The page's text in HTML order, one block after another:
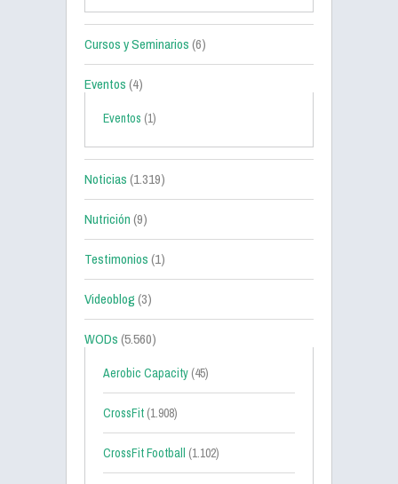
Cursos y Seminarios(6)
Eventos(4)
Eventos (1)
Noticias(1.319)
Nutrición(9)
Testimonios(1)
Videoblog(3)
WODs(5.560)
Aerobic Capacity (45)
CrossFit (1.908)
CrossFit Football (1.102)